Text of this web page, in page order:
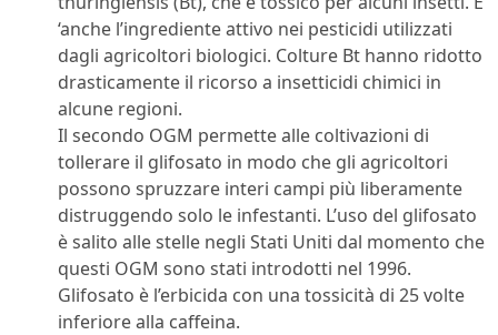
‘anche l’ingrediente attivo nei pesticidi utilizzati
dagli agricoltori biologici. Colture Bt hanno ridotto
drasticamente il ricorso a insetticidi chimici in
alcune regioni.
Il secondo OGM permette alle coltivazioni di
tollerare il glifosato in modo che gli agricoltori
possono spruzzare interi campi più liberamente
distruggendo solo le infestanti. L’uso del glifosato
è salito alle stelle negli Stati Uniti dal momento che
questi OGM sono stati introdotti nel 1996.
Glifosato è l’erbicida con una tossicità di 25 volte
inferiore alla caffeina.